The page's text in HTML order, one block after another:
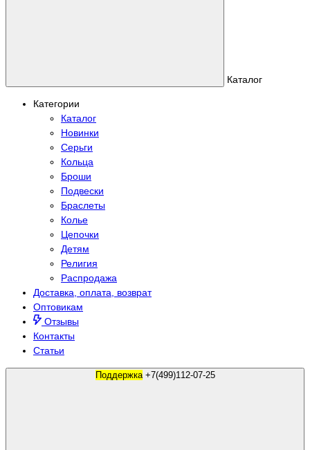
Каталог
Категории
Каталог
Новинки
Серьги
Кольца
Броши
Подвески
Браслеты
Колье
Цепочки
Детям
Религия
Распродажа
Доставка, оплата, возврат
Оптовикам
Отзывы
Контакты
Статьи
Поддержка +7(499)112-07-25